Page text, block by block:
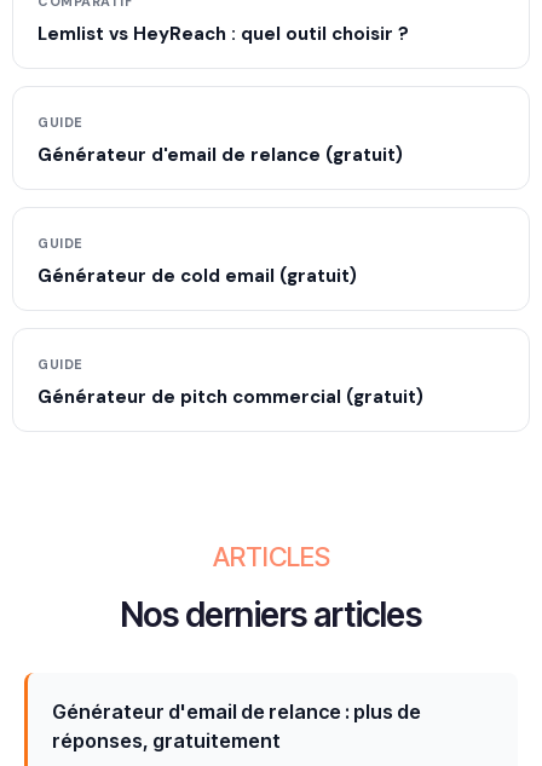
Lemlist vs HeyReach : quel outil choisir ?
GUIDE
Générateur d'email de relance (gratuit)
GUIDE
Générateur de cold email (gratuit)
GUIDE
Générateur de pitch commercial (gratuit)
ARTICLES
Nos derniers articles
Générateur d'email de relance : plus de
réponses, gratuitement